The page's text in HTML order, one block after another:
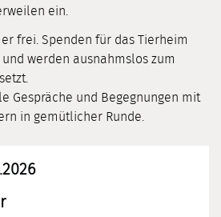
ein.
frei. Spenden für das Tierheim
werden ausnahmslos zum
Gespräche und Begegnungen mit
in gemütlicher Runde.